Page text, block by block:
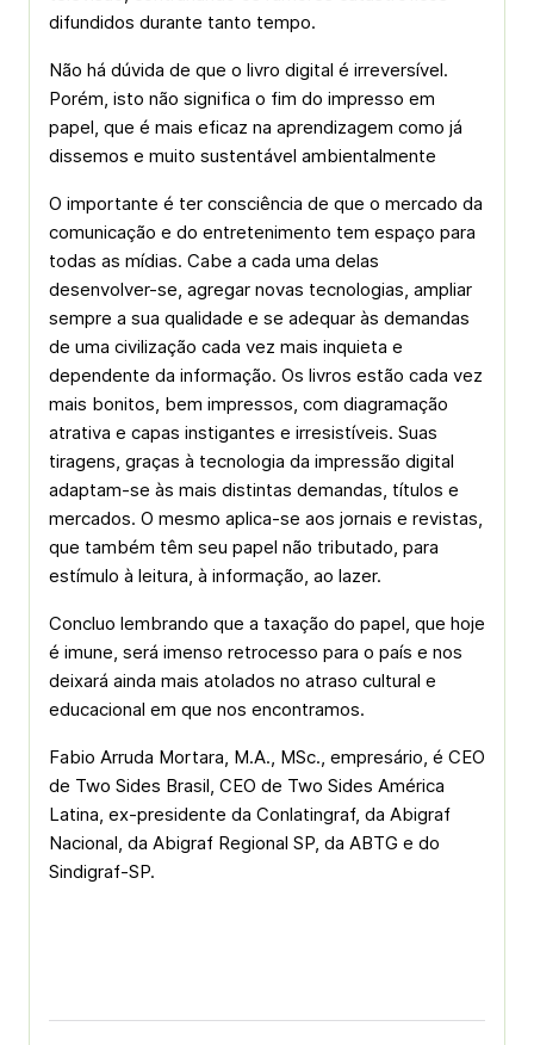
difundidos durante tanto tempo.
Não há dúvida de que o livro digital é irreversível.
Porém, isto não significa o fim do impresso em
papel, que é mais eficaz na aprendizagem como já
dissemos e muito sustentável ambientalmente
O importante é ter consciência de que o mercado da
comunicação e do entretenimento tem espaço para
todas as mídias. Cabe a cada uma delas
desenvolver-se, agregar novas tecnologias, ampliar
sempre a sua qualidade e se adequar às demandas
de uma civilização cada vez mais inquieta e
dependente da informação. Os livros estão cada vez
mais bonitos, bem impressos, com diagramação
atrativa e capas instigantes e irresistíveis. Suas
tiragens, graças à tecnologia da impressão digital
adaptam-se às mais distintas demandas, títulos e
mercados. O mesmo aplica-se aos jornais e revistas,
que também têm seu papel não tributado, para
estímulo à leitura, à informação, ao lazer.
Concluo lembrando que a taxação do papel, que hoje
é imune, será imenso retrocesso para o país e nos
deixará ainda mais atolados no atraso cultural e
educacional em que nos encontramos.
Fabio Arruda Mortara, M.A., MSc., empresário, é CEO
de Two Sides Brasil, CEO de Two Sides América
Latina, ex-presidente da Conlatingraf, da Abigraf
Nacional, da Abigraf Regional SP, da ABTG e do
Sindigraf-SP.